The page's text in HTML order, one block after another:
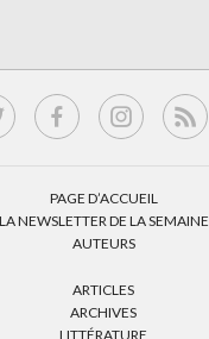
PAGE D’ACCUEIL
LA NEWSLETTER DE LA SEMAINE
AUTEURS
ARTICLES
ARCHIVES
LITTÉRATURE